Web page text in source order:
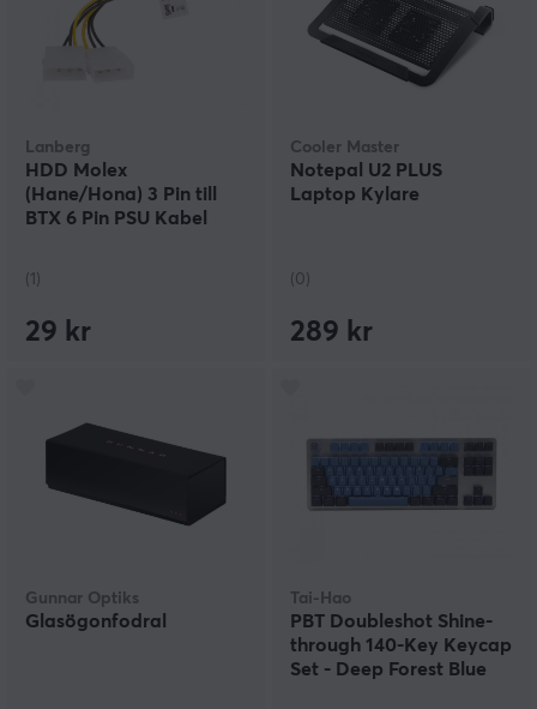
Lanberg
HDD Molex
(Hane/Hona) 3 Pin till
BTX 6 Pin PSU Kabel
(1)
29 kr
Cooler Master
Notepal U2 PLUS
Laptop Kylare
(0)
289 kr
Gunnar Optiks
Glasögonfodral
Tai-Hao
PBT Doubleshot Shine-
through 140-Key Keycap
Set - Deep Forest Blue